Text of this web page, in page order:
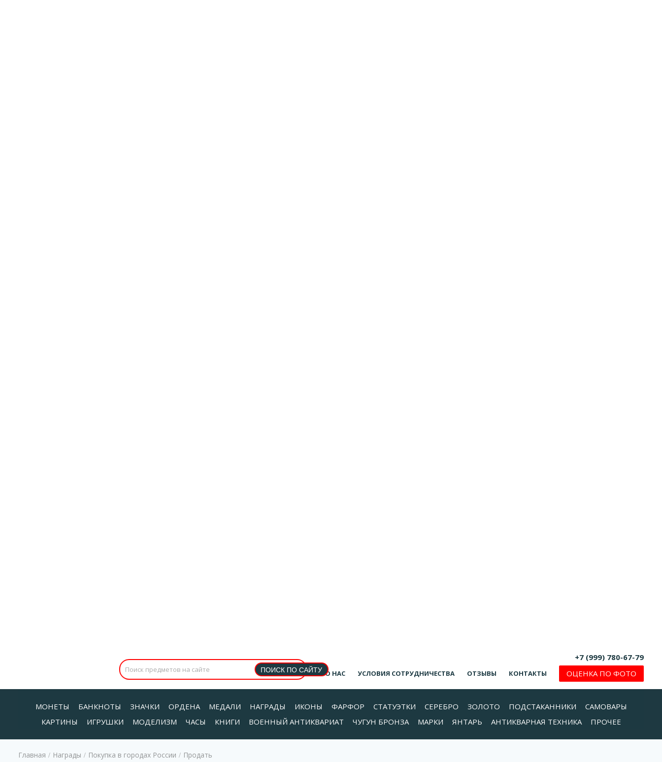
+7 (999) 780-67-79
О НАС УСЛОВИЯ СОТРУДНИЧЕСТВА ОТЗЫВЫ КОНТАКТЫ ОЦЕНКА ПО ФОТО
МОНЕТЫ БАНКНОТЫ ЗНАЧКИ ОРДЕНА МЕДАЛИ НАГРАДЫ ИКОНЫ ФАРФОР СТАТУЭТКИ СЕРЕБРО ЗОЛОТО ПОДСТАКАННИКИ
САМОВАРЫ
КАРТИНЫ
ИГРУШКИ МОДЕЛИЗМ ЧАСЫ КНИГИ ВОЕННЫЙ АНТИКВАРИАТ ЧУГУН БРОНЗА МАРКИ ЯНТАРЬ АНТИКВАРНАЯ ТЕХНИКА ПРОЧЕЕ
Главная / Награды / Покупка в городах России / Продать